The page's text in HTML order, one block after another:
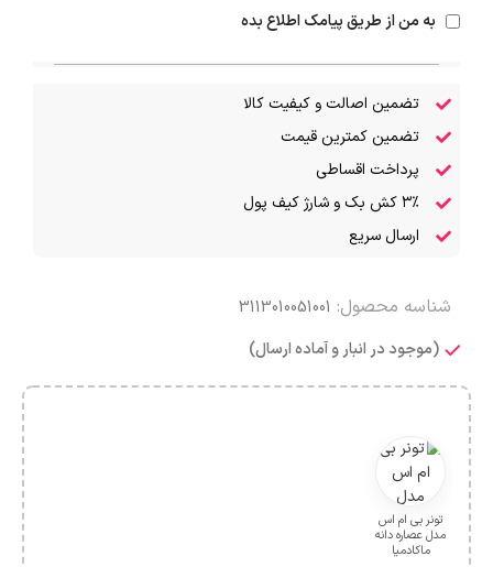
به من از طریق پیامک اطلاع بده
تضمین اصالت و کیفیت کالا
تضمین کمترین قیمت
پرداخت اقساطی
۳٪ کش بک و شارژ کیف پول
ارسال سریع
شناسه محصول: 3113010051001
(موجود در انبار و آماده ارسال)
تونر بی ام اس
مدل عصاره دانه
ماکادمیا